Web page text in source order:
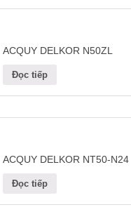
ACQUY DELKOR N50ZL
Đọc tiếp
ACQUY DELKOR NT50-N24
Đọc tiếp